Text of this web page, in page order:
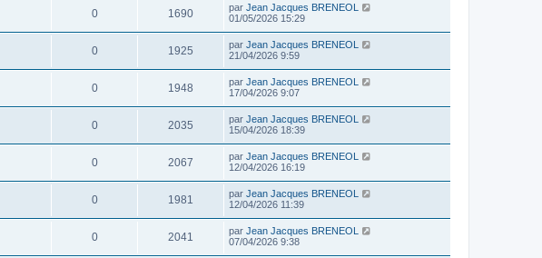
0 1690 par Jean Jacques BRENEOL
01/05/2026 15:29
0 1925 par Jean Jacques BRENEOL
21/04/2026 9:59
0 1948 par Jean Jacques BRENEOL
17/04/2026 9:07
0 2035 par Jean Jacques BRENEOL
15/04/2026 18:39
0 2067 par Jean Jacques BRENEOL
12/04/2026 16:19
0 1981 par Jean Jacques BRENEOL
12/04/2026 11:39
0 2041 par Jean Jacques BRENEOL
07/04/2026 9:38